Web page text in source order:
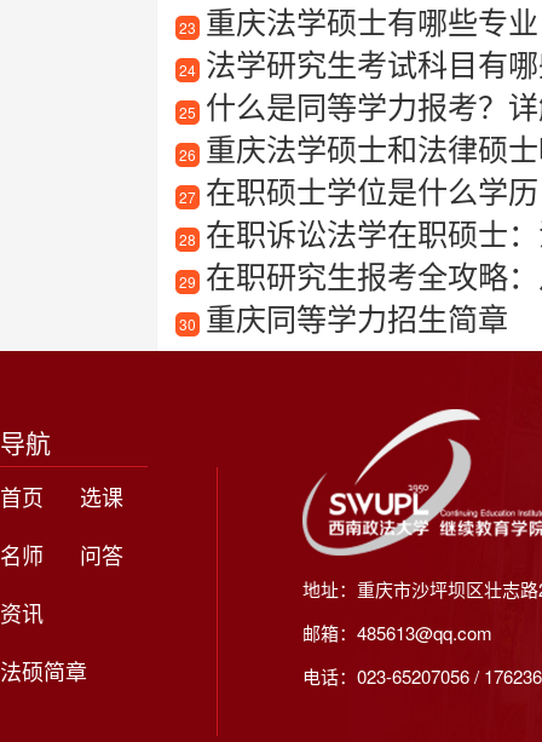
23 重庆法学硕士有哪些专业
24 法学研究生考试科目有
25 什么是同等学力报考？
26 重庆法学硕士和法律硕
27 在职硕士学位是什么学历
28 在职诉讼法学在职硕士
29 在职研究生报考全攻略
30 重庆同等学力招生简章
导航
首页
选课
名师
问答
资讯
法硕简章
地址：重庆市沙坪坝区壮志
邮箱：485613@qq.com
电话：023-65207056 /